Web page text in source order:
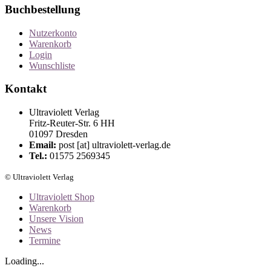
Buchbestellung
Nutzerkonto
Warenkorb
Login
Wunschliste
Kontakt
Ultraviolett Verlag
Fritz-Reuter-Str. 6 HH
01097 Dresden
Email: post [at] ultraviolett-verlag.de
Tel.: 01575 2569345
© Ultraviolett Verlag
Ultraviolett Shop
Warenkorb
Unsere Vision
News
Termine
Loading...